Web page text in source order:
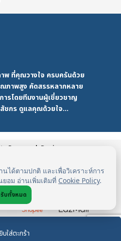
บใส่ตะกร้า
นได้ตามปกติ และเพื่อวิเคราะห์การ
อม อ่านเพิ่มเติมที่ Cookie Policy.
บทั้งหมด
ที่คุณวางใจ ครบครันด้วย
ภาพสูง คัดสรรหลากหลาย
รโดยทีมงานผู้เชี่ยวชาญ
สัชกร ดูแลคุณด้วยใจ...
Reserved. Design